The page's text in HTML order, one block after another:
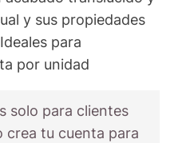
y sus propiedades
para
por unidad
solo para clientes
crea tu cuenta para